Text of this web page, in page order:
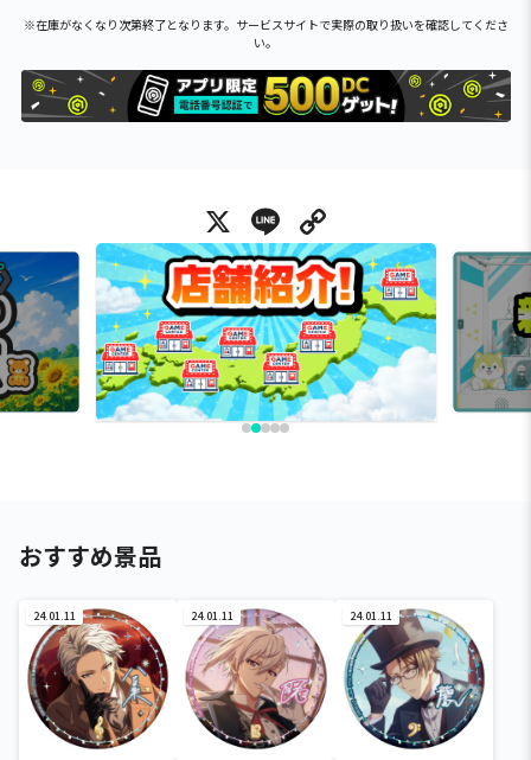
※在庫がなくなり次第終了となります。サービスサイトで実際の取り扱いを確認してくださ
い。
X Line
おすすめ景品
24.01.11 24.01.11 24.01.11